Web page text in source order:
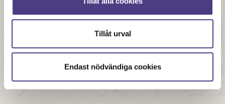
Tillåt urval
Endast nödvändiga cookies